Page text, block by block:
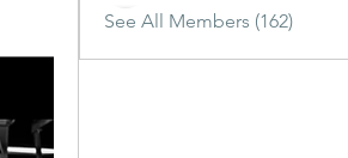
See All Members (162)